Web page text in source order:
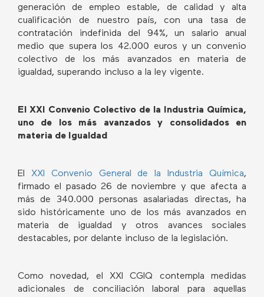
generación de empleo estable, de calidad y alta
cualificación de nuestro país, con una tasa de
contratación indefinida del 94%, un salario anual
medio que supera los 42.000 euros y un convenio
colectivo de los más avanzados en materia de
igualdad, superando incluso a la ley vigente.
El XXI Convenio Colectivo de la Industria Química,
uno de los más avanzados y consolidados en
materia de Igualdad
El XXI Convenio General de la Industria Química,
firmado el pasado 26 de noviembre y que afecta a
más de 340.000 personas asalariadas directas, ha
sido históricamente uno de los más avanzados en
materia de igualdad y otros avances sociales
destacables, por delante incluso de la legislación.
Como novedad, el XXI CGIQ contempla medidas
adicionales de conciliación laboral para aquellas